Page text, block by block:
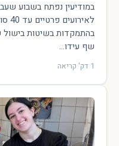
בהתמקדות בשיטות
שף עידו...
1 דק' קריאה